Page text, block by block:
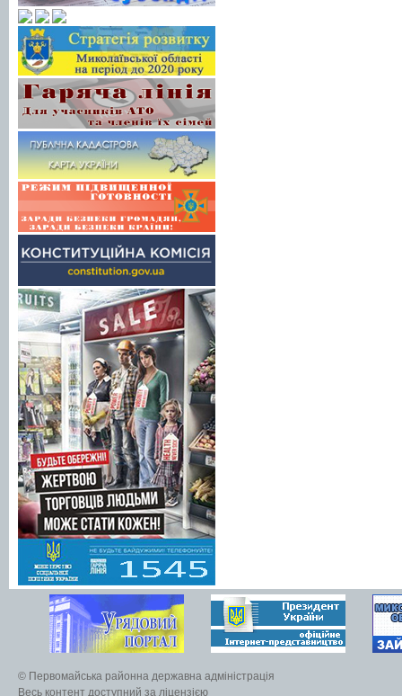
© Первомайська районна державна адміністрація
Весь контент доступний за ліцензією